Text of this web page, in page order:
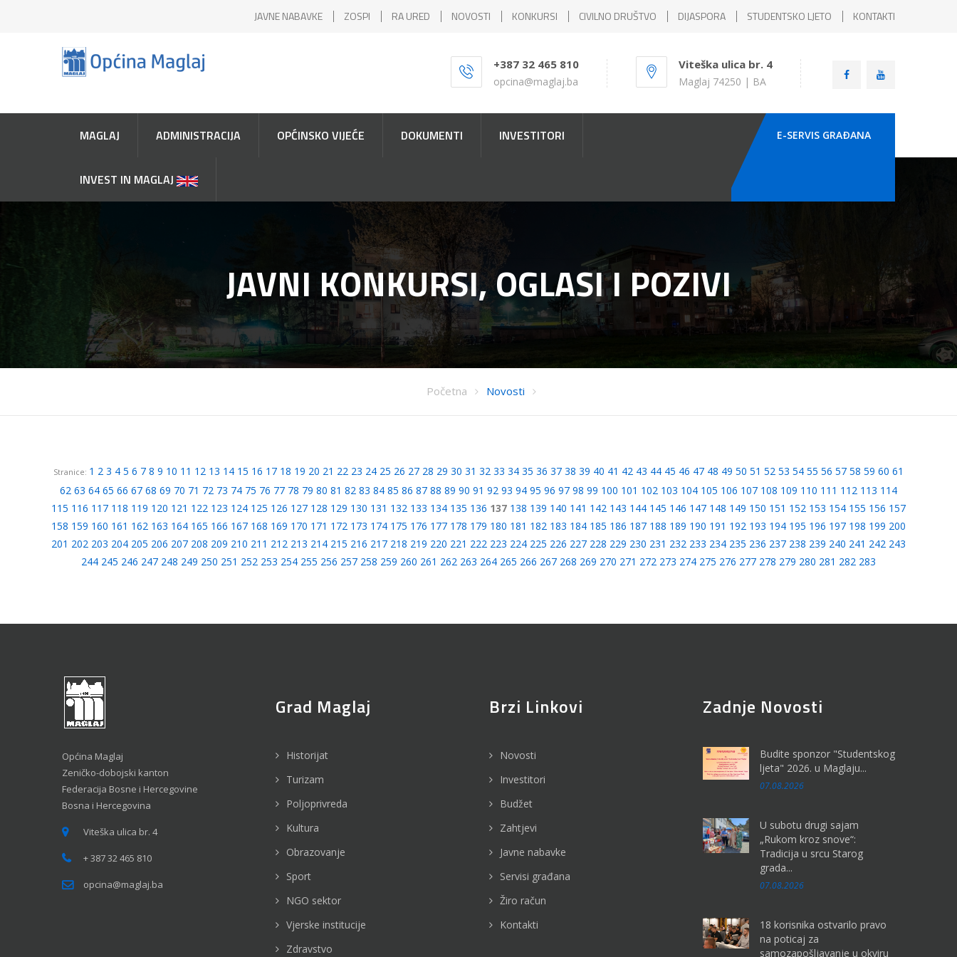
JAVNE NABAVKE ZOSPI RA URED NOVOSTI KONKURSI CIVILNO DRUŠTVO DIJASPORA STUDENTSKO LJETO KONTAKTI
+387 32 465 810
opcina@maglaj.ba
Viteška ulica br. 4
Maglaj 74250 | BA
MAGLAJ ADMINISTRACIJA OPĆINSKO VIJEĆE DOKUMENTI INVESTITORI
INVEST IN MAGLAJ
E-SERVIS GRAÐANA
JAVNI KONKURSI, OGLASI I POZIVI
Početna Novosti
Stranice: 1 2 3 4 5 6 7 8 9 10 11 12 13 14 15 16 17 18 19 20 21 22 23 24 25 26 27 28 29 30 31 32 33 34 35 36 37 38 39 40 41 42 43 44 45 46 47 48 49 50 51 52 53 54 55 56 57 58 59 60 61
62 63 64 65 66 67 68 69 70 71 72 73 74 75 76 77 78 79 80 81 82 83 84 85 86 87 88 89 90 91 92 93 94 95 96 97 98 99 100 101 102 103 104 105 106 107 108 109 110 111 112 113 114
115 116 117 118 119 120 121 122 123 124 125 126 127 128 129 130 131 132 133 134 135 136 137 138 139 140 141 142 143 144 145 146 147 148 149 150 151 152 153 154 155 156 157
158 159 160 161 162 163 164 165 166 167 168 169 170 171 172 173 174 175 176 177 178 179 180 181 182 183 184 185 186 187 188 189 190 191 192 193 194 195 196 197 198 199 200
201 202 203 204 205 206 207 208 209 210 211 212 213 214 215 216 217 218 219 220 221 222 223 224 225 226 227 228 229 230 231 232 233 234 235 236 237 238 239 240 241 242 243
244 245 246 247 248 249 250 251 252 253 254 255 256 257 258 259 260 261 262 263 264 265 266 267 268 269 270 271 272 273 274 275 276 277 278 279 280 281 282 283
Općina Maglaj
Zeničko-dobojski kanton
Federacija Bosne i Hercegovine
Bosna i Hercegovina
Viteška ulica br. 4
+ 387 32 465 810
opcina@maglaj.ba
Grad Maglaj
Historijat
Turizam
Poljoprivreda
Kultura
Obrazovanje
Sport
NGO sektor
Vjerske institucije
Zdravstvo
Brzi Linkovi
Novosti
Investitori
Budžet
Zahtjevi
Javne nabavke
Servisi građana
Žiro račun
Kontakti
Zadnje Novosti
Budite sponzor "Studentskog
ljeta" 2026. u Maglaju...
07.08.2026
U subotu drugi sajam
„Rukom kroz snove“:
Tradicija u srcu Starog
grada...
07.08.2026
18 korisnika ostvarilo pravo
na poticaj za
samozapošljavanje u okviru